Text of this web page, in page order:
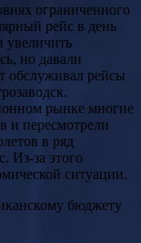
ограниченного
рейс в день
но давали
обслуживал рейсы
рынке многие
и пересмотрели
в ряд
Из-за этого
ситуации.
бюджету